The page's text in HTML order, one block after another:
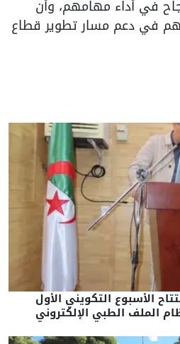
في أداء مهامهم، وأن
في دعم مسار تطوير قطاع
الأسبوع التكويني الأول
الملف الطبي الإلكتروني